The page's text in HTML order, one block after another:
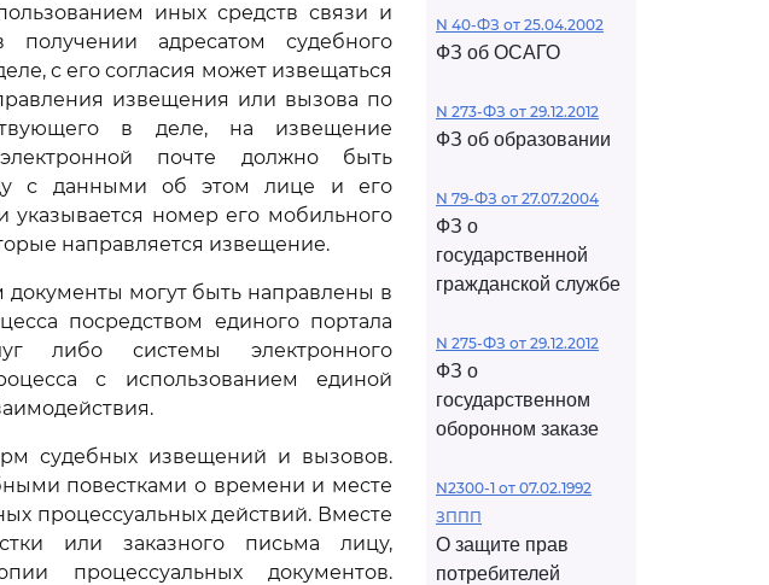
иных средств связи и
адресатом судебного
с его согласия может извещаться
извещения или вызова по
в деле, на извещение
почте должно быть
с данными об этом лице и его
указывается номер его мобильного
направляется извещение.
могут быть направлены в
посредством единого портала
либо системы электронного
с использованием единой
судебных извещений и вызовов.
повестками о времени и месте
процессуальных действий. Вместе
или заказного письма лицу,
процессуальных документов.
N 40-ФЗ от 25.04.2002
ФЗ об ОСАГО
N 273-ФЗ от 29.12.2012
ФЗ об образовании
N 79-ФЗ от 27.07.2004
ФЗ о
государственной
гражданской службе
N 275-ФЗ от 29.12.2012
ФЗ о
государственном
оборонном заказе
N2300-1 от 07.02.1992
ЗППП
О защите прав
потребителей